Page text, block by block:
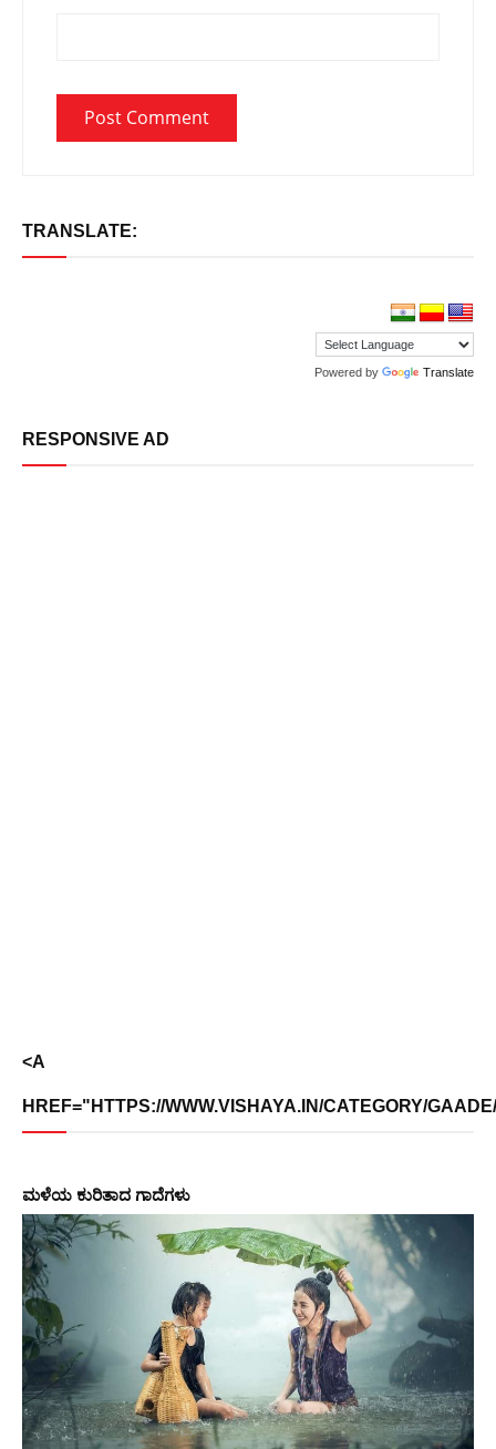
TRANSLATE:
Powered by Translate
RESPONSIVE AD
<A
HREF="HTTPS://WWW.VISHAYA.IN/CATEGORY/
ಮಳೆಯ ಕುರಿತಾದ ಗಾದೆಗಳು